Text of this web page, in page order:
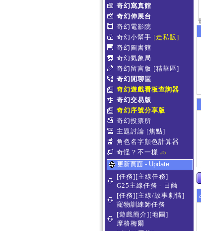
奇幻寫真館
奇幻伸展台
奇幻電影院
奇幻小幫手 [走私販]
奇幻圖書館
奇幻氣象局
奇幻留言版 [精華區]
奇幻閒聊區
奇幻遊戲看板查詢器
奇幻交易版
奇幻序號分享版
奇幻投票所
主題討論 [焦點]
角色名字顏色計算器
奇怪？不一樣 #5
更新頁面 - Update
[任務][主線任務]
G25主線任務 - 日蝕
[任務][主線/故事劇情]
寵物訓練師任務
[遊戲簡介][地圖]
摩格梅爾